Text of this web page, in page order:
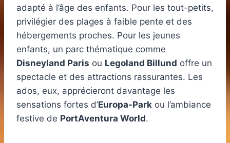
adapté à l’âge des enfants. Pour les tout-petits,
privilégier des plages à faible pente et des
hébergements proches. Pour les jeunes
enfants, un parc thématique comme
Disneyland Paris ou Legoland Billund offre un
spectacle et des attractions rassurantes. Les
ados, eux, apprécieront davantage les
sensations fortes d’Europa-Park ou l’ambiance
festive de PortAventura World.